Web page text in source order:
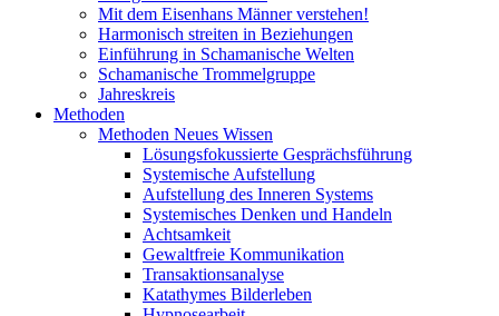
Mit dem Eisenhans Männer verstehen!
Harmonisch streiten in Beziehungen
Einführung in Schamanische Welten
Schamanische Trommelgruppe
Jahreskreis
Methoden
Methoden Neues Wissen
Lösungsfokussierte Gesprächsführung
Systemische Aufstellung
Aufstellung des Inneren Systems
Systemisches Denken und Handeln
Achtsamkeit
Gewaltfreie Kommunikation
Transaktionsanalyse
Katathymes Bilderleben